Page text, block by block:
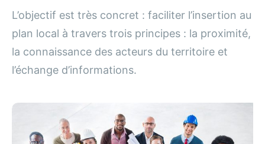
L’objectif est très concret : faciliter l’insertion au
plan local à travers trois principes : la proximité,
la connaissance des acteurs du territoire et
l’échange d’informations.